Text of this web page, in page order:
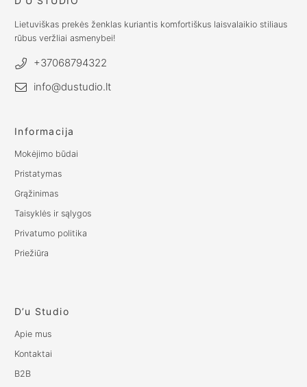
Lietuviškas prekės ženklas kuriantis komfortiškus laisvalaikio stiliaus
rūbus veržliai asmenybei!
+37068794322
info@dustudio.lt
Informacija
Mokėjimo būdai
Pristatymas
Grąžinimas
Taisyklės ir sąlygos
Privatumo politika
Priežiūra
D’u Studio
Apie mus
Kontaktai
B2B